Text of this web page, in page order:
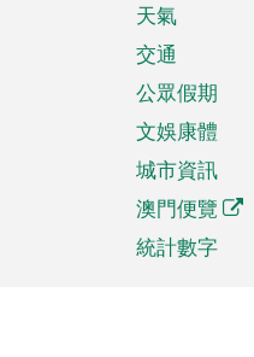
天氣
交通
公眾假期
文娛康體
城市資訊
澳門便覽
統計數字